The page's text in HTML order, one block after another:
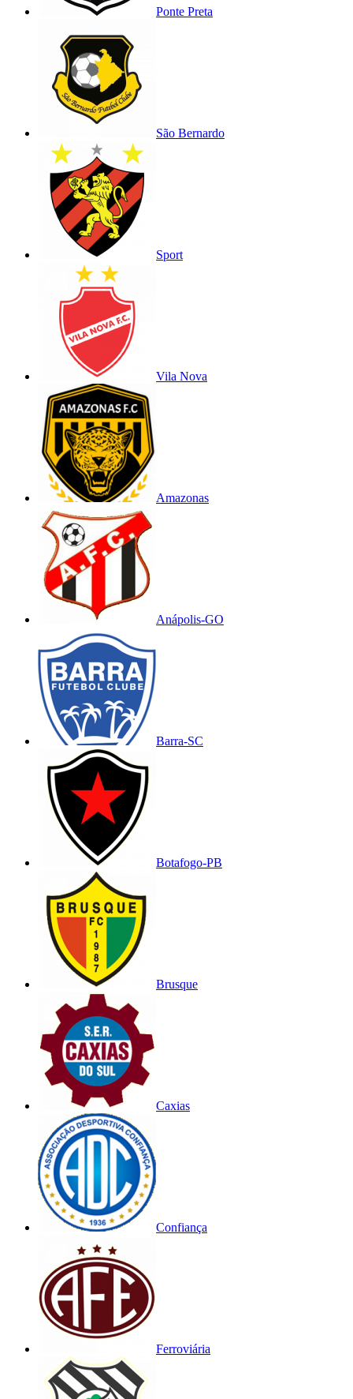
Ponte Preta
São Bernardo
Sport
Vila Nova
Amazonas
Anápolis-GO
Barra-SC
Botafogo-PB
Brusque
Caxias
Confiança
Ferroviária